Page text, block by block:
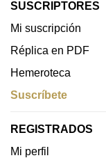
SUSCRIPTORES
Mi suscripción
Réplica en PDF
Hemeroteca
Suscríbete
REGISTRADOS
Mi perfil